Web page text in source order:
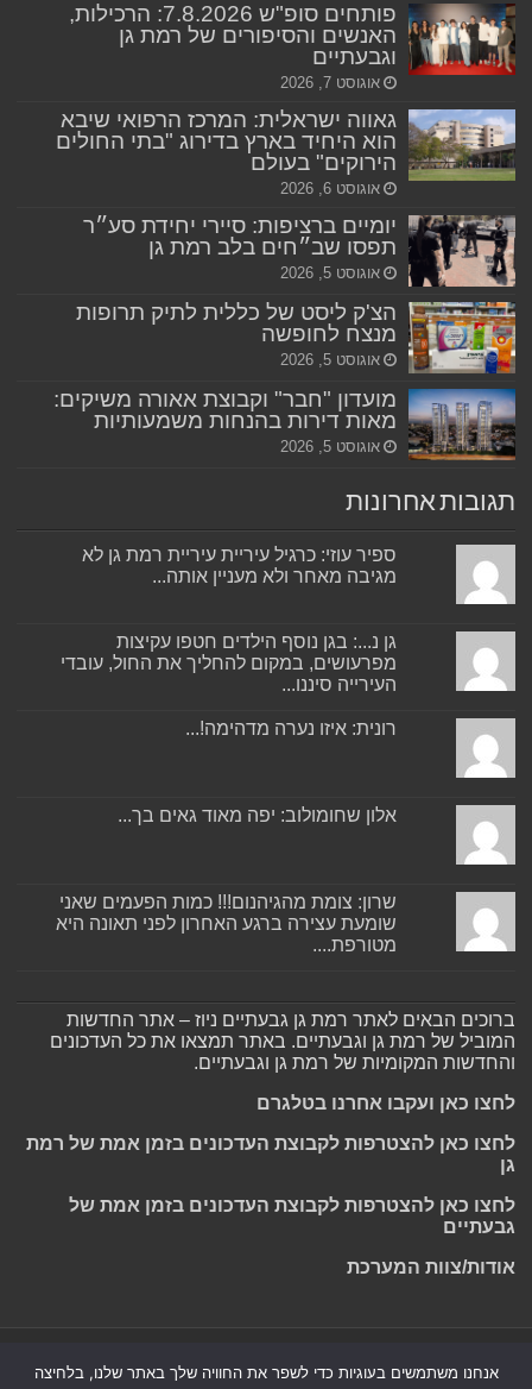
פותחים סופ"ש 7.8.2026: הרכילות,
האנשים והסיפורים של רמת גן
וגבעתיים
אוגוסט 7, 2026
גאווה ישראלית: המרכז הרפואי שיבא
הוא היחיד בארץ בדירוג "בתי החולים
הירוקים" בעולם
אוגוסט 6, 2026
יומיים ברציפות: סיירי יחידת סע״ר
תפסו שב״חים בלב רמת גן
אוגוסט 5, 2026
הצ'ק ליסט של כללית לתיק תרופות
מנצח לחופשה
אוגוסט 5, 2026
מועדון "חבר" וקבוצת אאורה משיקים:
מאות דירות בהנחות משמעותיות
אוגוסט 5, 2026
תגובות אחרונות
ספיר עוזי: כרגיל עיריית עיריית רמת גן לא
מגיבה מאחר ולא מעניין אותה...
גן נ...: בגן נוסף הילדים חטפו עקיצות
מפרעושים, במקום להחליך את החול, עובדי
העירייה סיננו...
רונית: איזו נערה מדהימה!...
אלון שחומולוב: יפה מאוד גאים בך...
שרון: צומת מהגיהנום!!! כמות הפעמים שאני
שומעת עצירה ברגע האחרון לפני תאונה היא
מטורפת....
ברוכים הבאים לאתר רמת גן גבעתיים ניוז – אתר החדשות
המוביל של רמת גן וגבעתיים. באתר תמצאו את כל העדכונים
והחדשות המקומיות של רמת גן וגבעתיים.
לחצו כאן ועקבו אחרנו בטלגרם
לחצו כאן להצטרפות לקבוצת העדכונים בזמן אמת של רמת
גן
לחצו כאן להצטרפות לקבוצת העדכונים בזמן אמת של
גבעתיים
אודות/צוות המערכת
אנחנו משתמשים בעוגיות כדי לשפר את החוויה שלך באתר שלנו, בלחיצה